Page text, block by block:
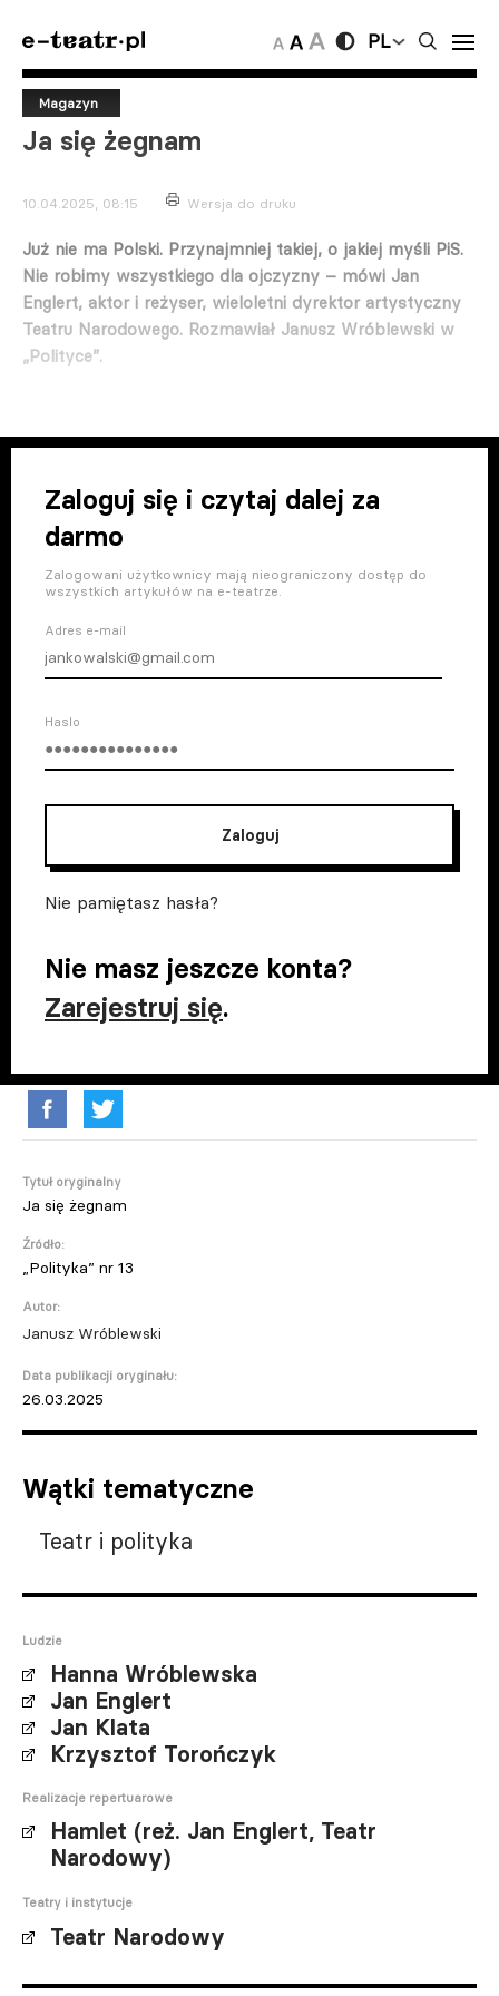
PL
Magazyn
Ja się żegnam
10.04.2025, 08:15 Wersja do druku
Już nie ma Polski. Przynajmniej takiej, o jakiej myśli PiS.
Nie robimy wszystkiego dla ojczyzny – mówi Jan
Englert, aktor i reżyser, wieloletni dyrektor artystyczny
Teatru Narodowego. Rozmawiał Janusz Wróblewski w
„Polityce”.
Zaloguj się i czytaj dalej za
darmo
Zalogowani użytkownicy mają nieograniczony dostęp do
wszystkich artykułów na e-teatrze.
Adres e-mail
Haslo
Zaloguj
Nie pamiętasz hasła?
Nie masz jeszcze konta?
Zarejestruj się.
Tytuł oryginalny
Ja się żegnam
Źródło:
„Polityka” nr 13
Autor:
Janusz Wróblewski
Data publikacji oryginału:
26.03.2025
Wątki tematyczne
Teatr i polityka
Ludzie
Hanna Wróblewska
Jan Englert
Jan Klata
Krzysztof Torończyk
Realizacje repertuarowe
Hamlet (reż. Jan Englert, Teatr
Narodowy)
Teatry i instytucje
Teatr Narodowy